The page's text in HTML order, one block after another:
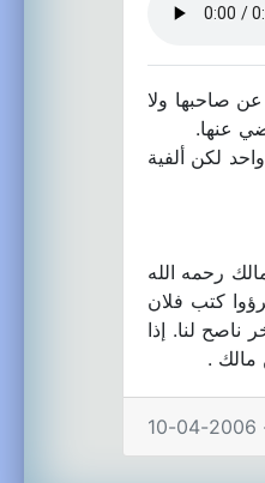
صاحبها ولا
عنها.
عصر واحد لكن ألفية
رحمه الله
كتب فلان
لنا. إذا
مالك .